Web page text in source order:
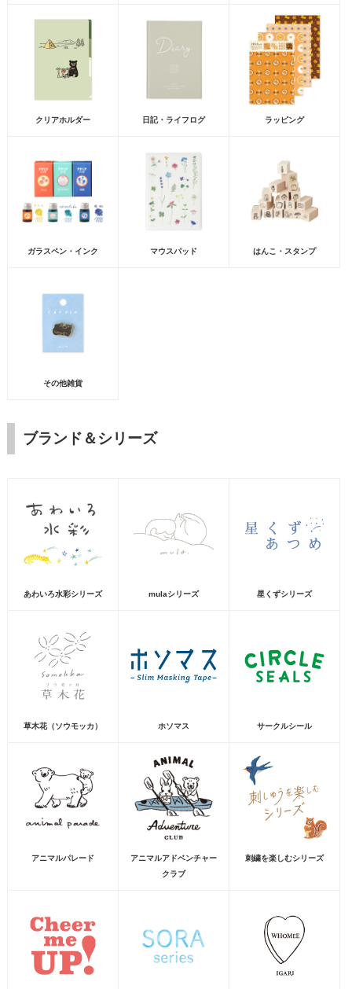
クリアホルダー 日記・ライフログ ラッピング
ガラスペン・インク マウスパッド はんこ・スタンプ
その他雑貨
ブランド＆シリーズ
あわいろ水彩シリーズ mulaシリーズ 星くずシリーズ
草木花（ソウモッカ） ホソマス サークルシール
アニマルパレード
アニマルアドベンチャー
クラブ
刺繍を楽しむシリーズ